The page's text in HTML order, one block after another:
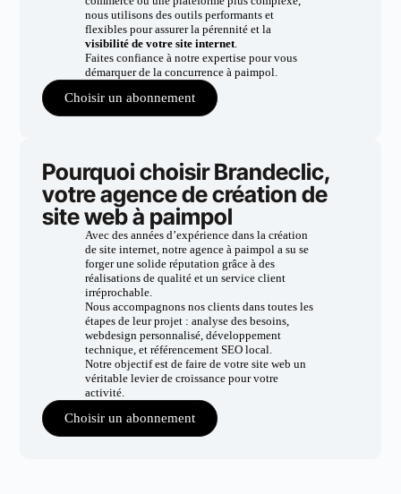
nous utilisons des outils performants et
flexibles pour assurer la pérennité et la
visibilité de votre site internet.
Faites confiance à notre expertise pour vous
démarquer de la concurrence à paimpol.
Choisir un abonnement
Pourquoi choisir Brandeclic,
votre agence de création de
site web à paimpol
Avec des années d’expérience dans la création
de site internet, notre agence à paimpol a su se
forger une solide réputation grâce à des
réalisations de qualité et un service client
irréprochable.
Nous accompagnons nos clients dans toutes les
étapes de leur projet : analyse des besoins,
webdesign personnalisé, développement
technique, et référencement SEO local.
Notre objectif est de faire de votre site web un
véritable levier de croissance pour votre
activité.
Choisir un abonnement